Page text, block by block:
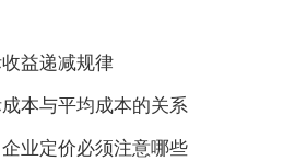
益递减规律
与平均成本的关系
业定价必须注意哪些